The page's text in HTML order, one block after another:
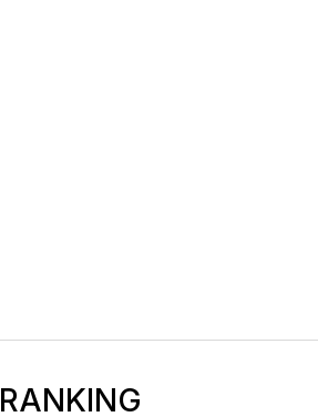
RANKING